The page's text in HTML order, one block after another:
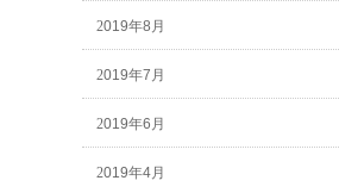
2019年8月
2019年7月
2019年6月
2019年4月